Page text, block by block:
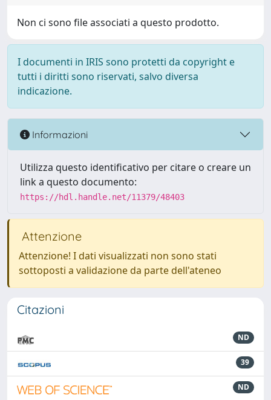
Non ci sono file associati a questo prodotto.
I documenti in IRIS sono protetti da copyright e
tutti i diritti sono riservati, salvo diversa
indicazione.
Informazioni
Utilizza questo identificativo per citare o creare un
link a questo documento:
https://hdl.handle.net/11379/48403
Attenzione
Attenzione! I dati visualizzati non sono stati
sottoposti a validazione da parte dell'ateneo
Citazioni
ND
39
ND